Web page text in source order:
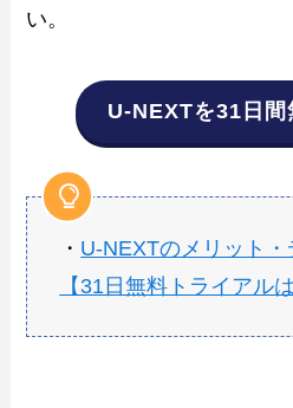
い。
U-NEXTを31日間
・ U-NEXTのメリット・
【31日無料トライアル